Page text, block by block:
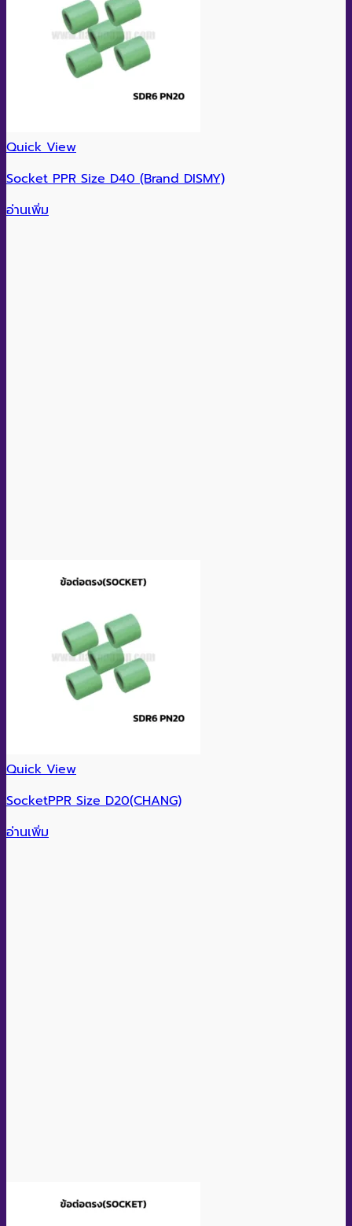
Quick View
Socket PPR Size D40 (Brand DISMY)
อ่านเพิ่ม
Quick View
SocketPPR Size D20(CHANG)
อ่านเพิ่ม